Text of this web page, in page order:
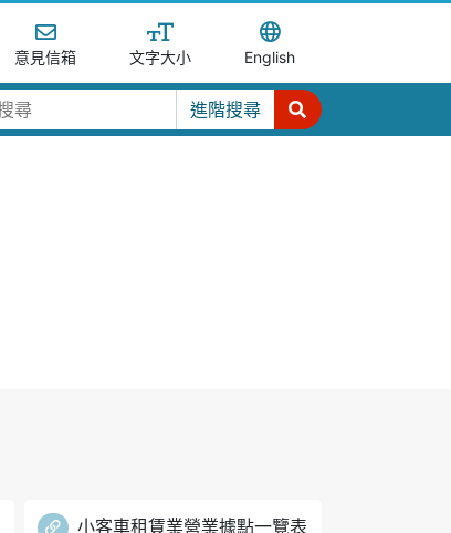
意見信箱 文字大小 English
進階搜尋
小客車租賃業營業據點一覽表